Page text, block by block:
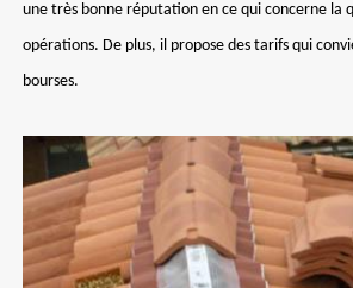
une très bonne réputation en ce qui concerne la
opérations. De plus, il propose des tarifs qui
bourses.